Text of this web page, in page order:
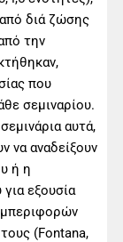
διά ζώσης
την
που
σεμιναρίου.
αυτά,
να αναδείξουν
ή η
εξουσία
(Fontana,